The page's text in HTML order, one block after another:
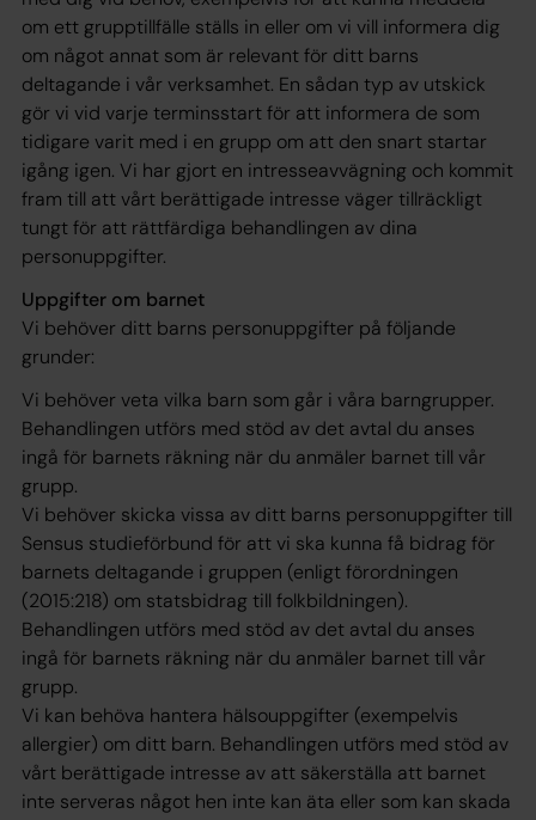
om ett grupptillfälle ställs in eller om vi vill informera dig
om något annat som är relevant för ditt barns
deltagande i vår verksamhet. En sådan typ av utskick
gör vi vid varje terminsstart för att informera de som
tidigare varit med i en grupp om att den snart startar
igång igen. Vi har gjort en intresseavvägning och kommit
fram till att vårt berättigade intresse väger tillräckligt
tungt för att rättfärdiga behandlingen av dina
personuppgifter.
Uppgifter om barnet
Vi behöver ditt barns personuppgifter på följande
grunder:
Vi behöver veta vilka barn som går i våra barngrupper.
Behandlingen utförs med stöd av det avtal du anses
ingå för barnets räkning när du anmäler barnet till vår
grupp.
Vi behöver skicka vissa av ditt barns personuppgifter till
Sensus studieförbund för att vi ska kunna få bidrag för
barnets deltagande i gruppen (enligt förordningen
(2015:218) om statsbidrag till folkbildningen).
Behandlingen utförs med stöd av det avtal du anses
ingå för barnets räkning när du anmäler barnet till vår
grupp.
Vi kan behöva hantera hälsouppgifter (exempelvis
allergier) om ditt barn. Behandlingen utförs med stöd av
vårt berättigade intresse av att säkerställa att barnet
inte serveras något hen inte kan äta eller som kan skada